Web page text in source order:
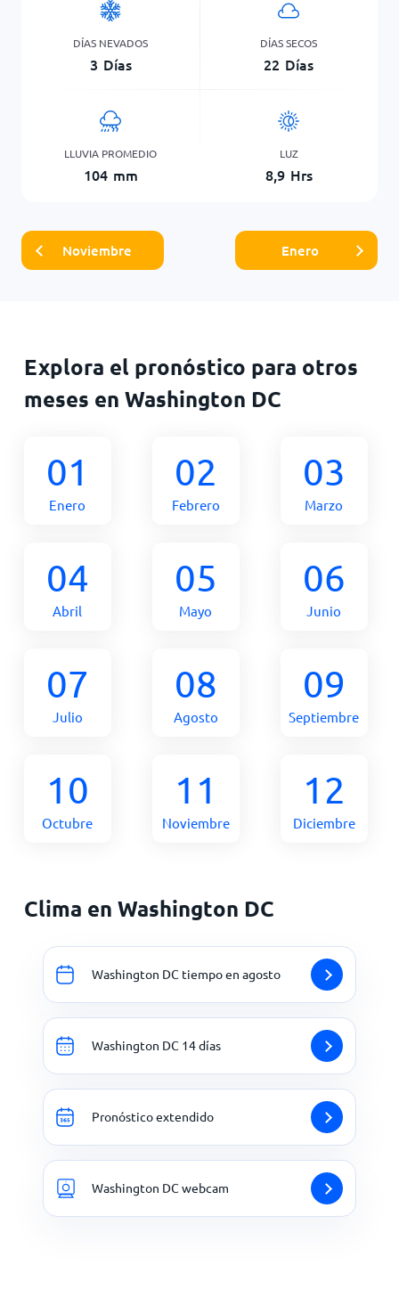
DÍAS NEVADOS
3 Días
DÍAS SECOS
22 Días
LLUVIA PROMEDIO
104 mm
LUZ
8,9 Hrs
Noviembre Enero
Explora el pronóstico para otros
meses en Washington DC
01
Enero
02
Febrero
03
Marzo
04
Abril
05
Mayo
06
Junio
07
Julio
08
Agosto
09
Septiembre
10
Octubre
11
Noviembre
12
Diciembre
Clima en Washington DC
Washington DC tiempo en agosto
Washington DC 14 días
Pronóstico extendido
Washington DC webcam